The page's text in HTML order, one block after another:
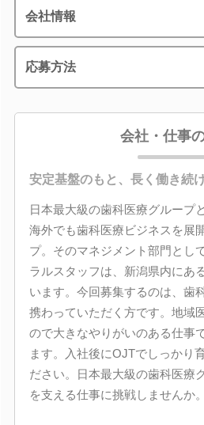
会社情報
応募方法
会社・仕事
安定基盤のもと、長く働き続
日本最大級の歯科医療グループ
海外でも歯科医療ビジネスを展
プ。そのマネジメント部門とし
ラルスタッフは、新潟県内にあ
います。今回募集するのは、歯
携わっていただく方です。地域
ので大きなやりがいのある仕事
ます。入社後にOJTでしっかり
ださい。日本最大級の歯科医療
を支える仕事に挑戦しませんか。